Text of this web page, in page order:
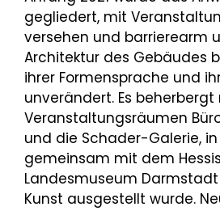
gegliedert, mit
versehen und barrierearm
Architektur des Gebäudes
ihrer Formensprache und
unverändert. Es
Veranstaltungsräumen
und die Schader-Galerie,
gemeinsam mit dem
Landesmuseum
Kunst ausgestellt wurde.